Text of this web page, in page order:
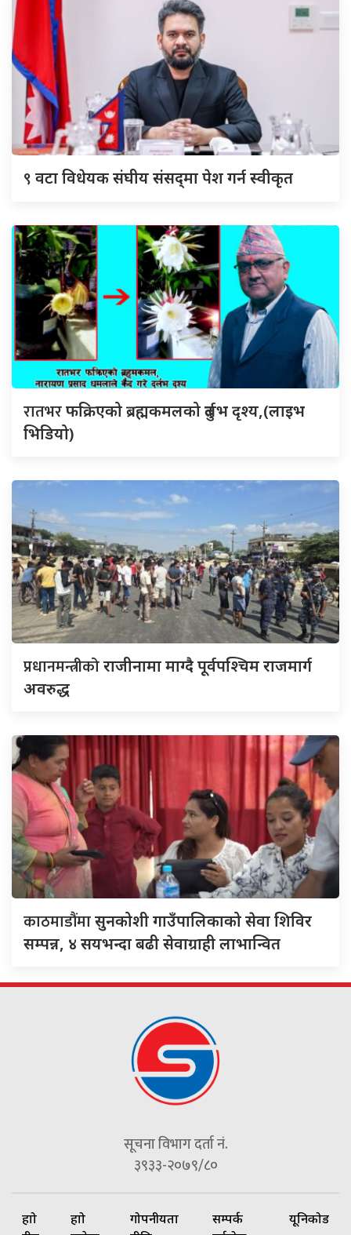
९ वटा विधेयक संघीय संसद्‌मा पेश गर्न स्वीकृत
रातभरफक्रिएको ब्रह्मकमलको दुर्लभ दृश्य,(लाइभ
भिडियो)
प्रधानमन्त्रीकोराजीनामा माग्दै पूर्वपश्चिम राजमार्ग
अवरुद्ध
काठमाडौंमासुनकोशी गाउँपालिकाको सेवा शिविर
सम्पन्न, ४ सयभन्दा बढी सेवाग्राही लाभान्वित
सूचना विभाग दर्ता नं.
३९३३-२०७९/८०
हाम्रो
हाम्रो
गोपनीयता
सम्पर्क
यूनिकोड